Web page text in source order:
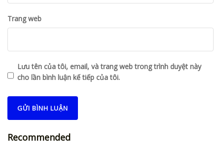
Trang web
Lưu tên của tôi, email, và trang web trong trình duyệt này
cho lần bình luận kế tiếp của tôi.
Recommended